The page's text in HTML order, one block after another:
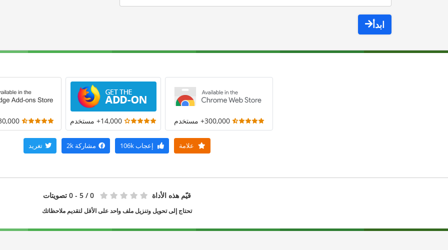
ابدأ
300,000+ مستخدم 14,000+ مستخدم 30,000+
علامة إعجاب مشاركة 2k تغريد
قيّم هذه الأداة 0 / 5 - 0 تصويتات
تحتاج إلى تحويل وتنزيل ملف واحد على الأقل لتقديم ملاحظاتك